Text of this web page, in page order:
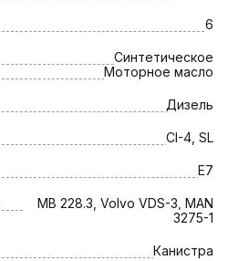
6
Синтетическое
Моторное масло
Дизель
CI-4, SL
Е7
MB 228.3, Volvo VDS-3, MAN
3275-1
Канистра